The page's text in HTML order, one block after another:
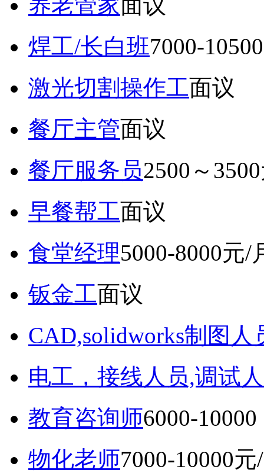
焊工/长白班7000-
激光切割操作工面议
餐厅主管面议
餐厅服务员2500～
早餐帮工面议
食堂经理5000-8000元/
钣金工面议
CAD,solidworks制图人
电工，接线人员,调试
教育咨询师6000-
物化老师7000-10000元